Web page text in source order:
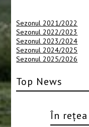
Sezonul 2021/2022
Sezonul 2022/2023
Sezonul 2023/2024
Sezonul 2024/2025
Sezonul 2025/2026
Top News
În rețea